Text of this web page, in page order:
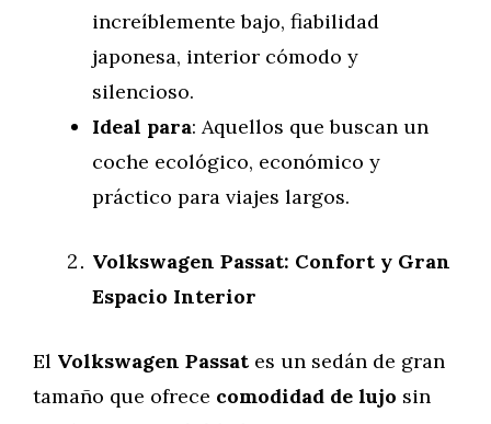
increíblemente bajo, fiabilidad
japonesa, interior cómodo y
silencioso.
Ideal para: Aquellos que buscan un
coche ecológico, económico y
práctico para viajes largos.
Volkswagen Passat: Confort y Gran
Espacio Interior
El Volkswagen Passat es un sedán de gran
tamaño que ofrece comodidad de lujo sin